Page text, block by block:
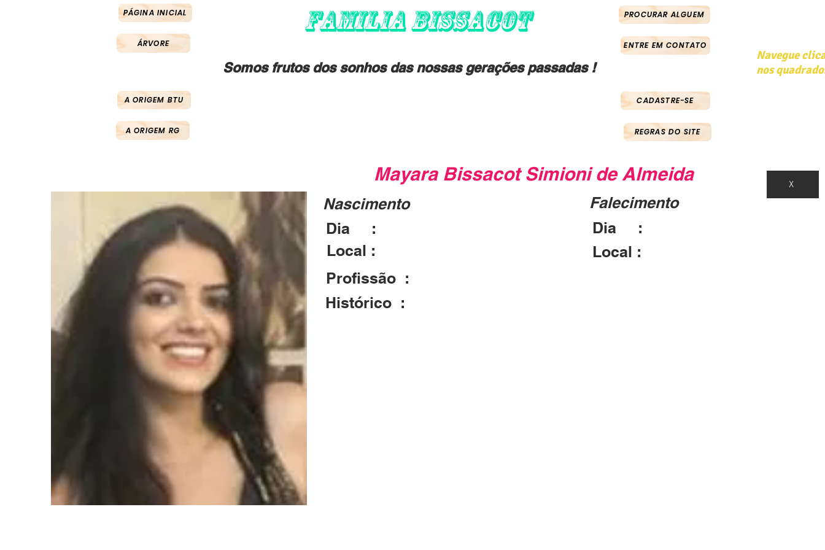
PÁGINA INICIAL
ÁRVORE
FAMILIA BISSACOT PROCURAR ALGUEM
ENTRE EM CONTATO
Somos frutos dos sonhos das nossas gerações passadas !
Navegue
nos
A ORIGEM BTU
A ORIGEM RG
CADASTRE-SE
REGRAS DO SITE
Mayara Bissacot Simioni de Almeida
Nascimento
Local :
Falecimento
Dia :
Local :
Dia :
Profissão :
Histórico :
X